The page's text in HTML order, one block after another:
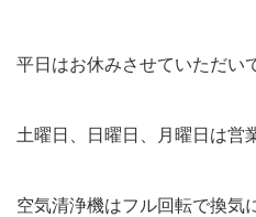
平日はお休みさせていただい
土曜日、日曜日、月曜日は営
空気清浄機はフル回転で換気